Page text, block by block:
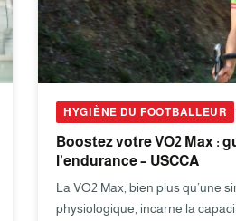
HYGIÈNE DU FOOTBALLEUR
Boostez votre VO2 Max :
l’endurance – USCCA
La VO2 Max, bien plus qu’une
physiologique, incarne la